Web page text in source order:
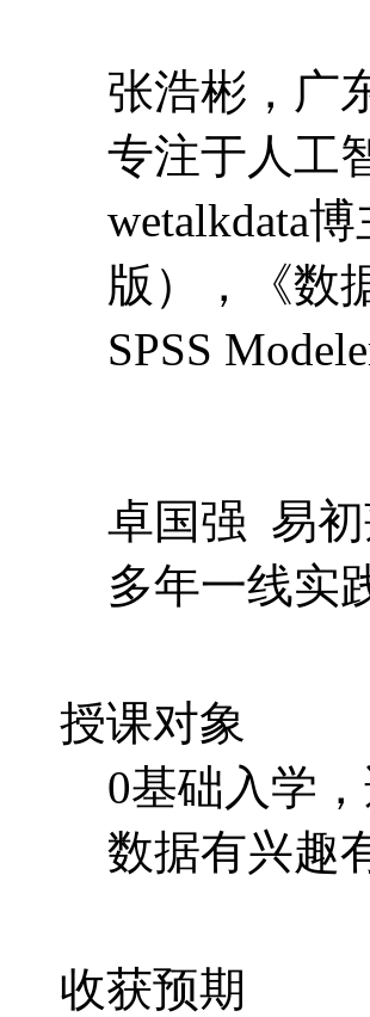
张浩彬，广
专注于人工
wetalkdata
版），《数
SPSS
卓国强 易
多年一线实
授课对象
0基础入学
数据有兴趣
收获预期